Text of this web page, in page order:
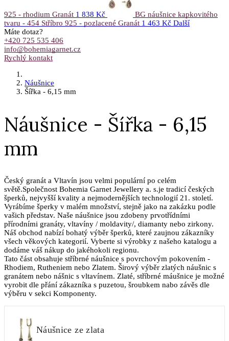
925 - rhodium Granát 1 838 Kč
BG náušnice kapkovitého
tvaru - 454 Stříbro 925 - pozlacené Granát 1 463 Kč Další
Máte dotaz?
+420 725 535 406
info@bohemiagarnet.cz
Rychlý kontakt
Náušnice
Šířka - 6,15 mm
Náušnice - Šířka - 6,15
mm
Český granát a Vltavín jsou velmi populární po celém
světě.Společnost Bohemia Garnet Jewellery a. s.je tradicí českých
šperků, nejvyšší kvality a nejmodernějších technologií 21. století.
Vyrábíme šperky v malém množství, stejně jako na zakázku podle
vašich představ. Naše náušnice jsou zdobeny prvotřídními
přírodními granáty, vltavíny / moldavity/, diamanty nebo zirkony.
Náš obchod nabízí bohatý výběr šperků, které zaujnou zákazníky
všech věkových kategorií. Vyberte si výrobky z našeho katalogu a
dodáme váš nákup do jakéhokoli regionu.
Tato část obsahuje stříbrné náušnice s povrchovým pokovením -
Rhodiem, Rutheniem nebo Zlatem. Širový výběr zlatých náušnic s
granátem nebo nášnic s vltavínem. Zlaté, stříbrné máušnice je možné
vyrobit dle přání zákazníka s puzetou, šroubkem nabo závěs dle
výběru v sekci Komponenty.
Náušnice ze zlata